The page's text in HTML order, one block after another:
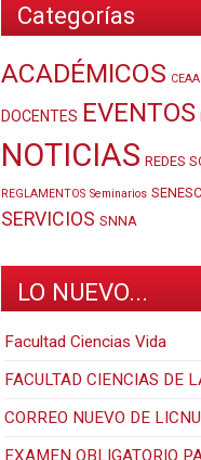
Categorías
ACADÉMICOS
DOCENTES EVENTOS
NOTICIAS REDES
REGLAMENTOS Seminarios
SERVICIOS SNNA
LO NUEVO...
Facultad Ciencias Vida
FACULTAD CIENCIAS DE
CORREO NUEVO DE